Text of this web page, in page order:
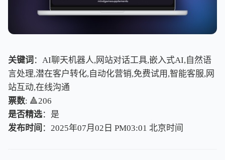
关键词 ：AI聊天机器人,网站对话工具,嵌入式AI,自然语
言处理,潜在客户转化,自动化营销,免费试用,智能客服,网
站互动,在线沟通
票数: 🔺206
是否精选：是
发布时间 ：2025年07月02日 PM03:01 北京时间
北京时间